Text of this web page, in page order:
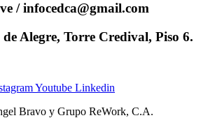
/ infocedca@gmail.com
Alegre, Torre Credival, Piso 6.
Youtube Linkedin
Bravo y Grupo ReWork, C.A.